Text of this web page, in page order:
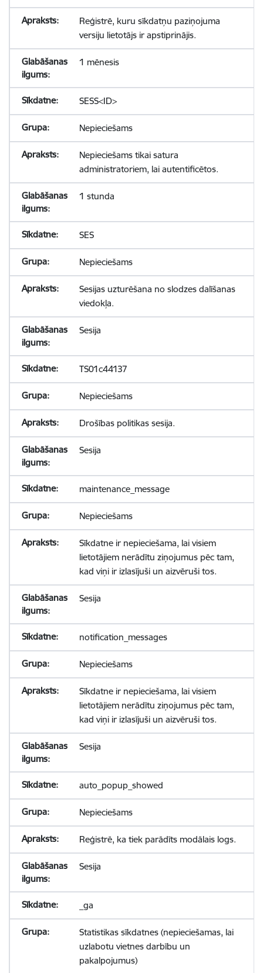
Reģistrē, kuru sīkdatņu paziņojuma
versiju lietotājs ir apstiprinājis.
1 mēnesis
SESS<ID>
Nepieciešams
Nepieciešams tikai satura
administratoriem, lai autentificētos.
1 stunda
SES
Nepieciešams
Sesijas uzturēšana no slodzes dalīšanas
viedokļa.
Sesija
TS01c44137
Nepieciešams
Drošības politikas sesija.
Sesija
maintenance_message
Nepieciešams
Sīkdatne ir nepieciešama, lai visiem
lietotājiem nerādītu ziņojumus pēc tam,
kad viņi ir izlasījuši un aizvēruši tos.
Sesija
notification_messages
Nepieciešams
Sīkdatne ir nepieciešama, lai visiem
lietotājiem nerādītu ziņojumus pēc tam,
kad viņi ir izlasījuši un aizvēruši tos.
Sesija
auto_popup_showed
Nepieciešams
Reģistrē, ka tiek parādīts modālais logs.
Sesija
_ga
Statistikas sīkdatnes (nepieciešamas, lai
uzlabotu vietnes darbību un
pakalpojumus)